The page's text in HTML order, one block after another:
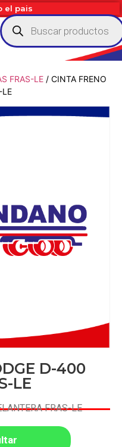
el pais
FRAS-LE / CINTA FRENO
LE
D-400
LE
FRAS-LE